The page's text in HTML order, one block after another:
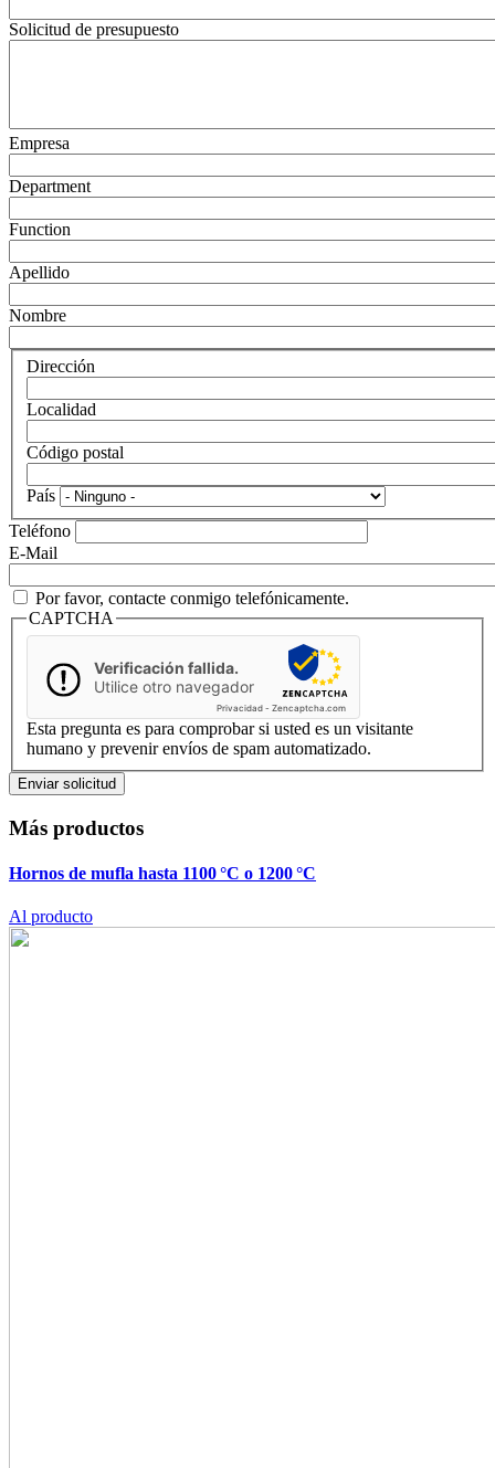
Solicitud de presupuesto
Empresa
Department
Function
Apellido
Nombre
Dirección
Localidad
Código postal
País
Teléfono
E-Mail
Por favor, contacte conmigo telefónicamente.
CAPTCHA
Verificación fallida.
Utilice otro navegador
Privacidad - Zencaptcha.com
Esta pregunta es para comprobar si usted es un visitante
humano y prevenir envíos de spam automatizado.
Más productos
Hornos de mufla hasta 1100 °C o 1200 °C
Al producto